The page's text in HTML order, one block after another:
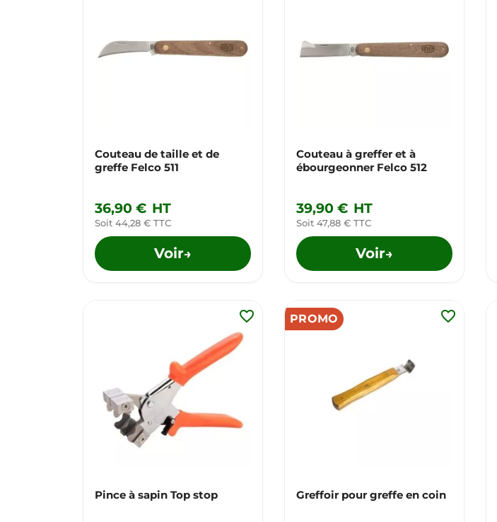
Couteau de taille et de
greffe Felco 511
36,90 € HT
Soit 44,28 € TTC
Voir→
Couteau à greffer et à
ébourgeonner Felco 512
39,90 € HT
Soit 47,88 € TTC
Voir→
Pince à sapin Top stop
favorite_border PROMO
Greffoir pour greffe en coin
favorite_border